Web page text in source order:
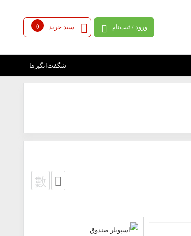
سبد خرید 0 ورود / ثبت‌نام
شگفت‌انگیزها